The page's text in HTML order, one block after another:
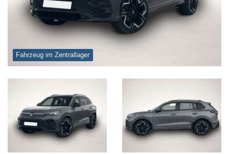
Fahrzeug im Zentrallager